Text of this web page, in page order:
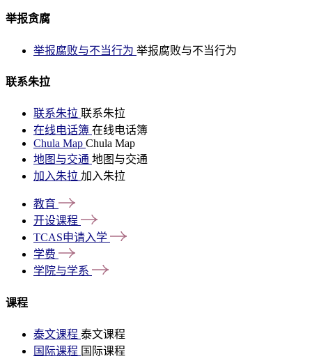
举报贪腐
举报腐败与不当行为 举报腐败与不当行为
联系朱拉
联系朱拉 联系朱拉
在线电话簿 在线电话簿
Chula Map Chula Map
地图与交通 地图与交通
加入朱拉 加入朱拉
教育
开设课程
TCAS申请入学
学费
学院与学系
课程
泰文课程 泰文课程
国际课程 国际课程